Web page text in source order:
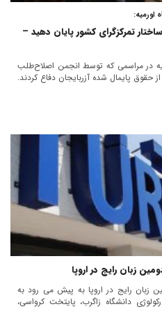
اورمیه:
تمرکزگرای کشور پایان دهید –
در مراسمی که توسط انجمن اصلاح‌طلب
حقوق پایمال شده آزربایجان دفاع کردند.
زبان رایج در اروپا
زبان رایج در اروپا به پیش می رود به
دانشگاه زاگرب، پایتخت کرواسی،